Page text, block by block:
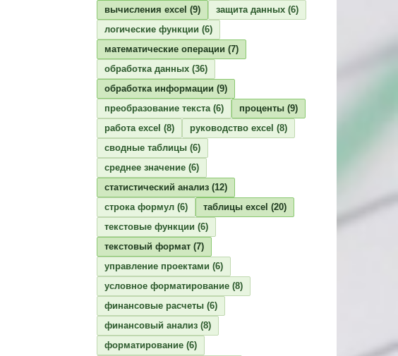
вычисления excel (9) защита данных (6)
логические функции (6)
математические операции (7)
обработка данных (36)
обработка информации (9)
преобразование текста(6) проценты (9)
работа excel (8) руководство excel (8)
сводные таблицы (6)
среднее значение (6)
статистический анализ (12)
строка формул (6) таблицы excel (20)
текстовые функции (6)
текстовый формат (7)
управление проектами (6)
условное форматирование (8)
финансовые расчеты (6)
финансовый анализ (8)
форматирование (6)